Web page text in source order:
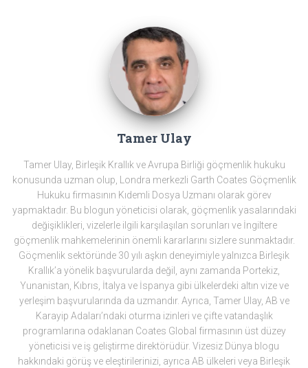
Tamer Ulay
Tamer Ulay, Birleşik Krallık ve Avrupa Birliği göçmenlik hukuku
konusunda uzman olup, Londra merkezli Garth Coates Göçmenlik
Hukuku firmasının Kıdemli Dosya Uzmanı olarak görev
yapmaktadır. Bu blogun yöneticisi olarak, göçmenlik yasalarındaki
değişiklikleri, vizelerle ilgili karşılaşılan sorunları ve İngiltere
göçmenlik mahkemelerinin önemli kararlarını sizlere sunmaktadır.
Göçmenlik sektöründe 30 yılı aşkın deneyimiyle yalnızca Birleşik
Krallık’a yönelik başvurularda değil, aynı zamanda Portekiz,
Yunanistan, Kıbrıs, İtalya ve İspanya gibi ülkelerdeki altın vize ve
yerleşim başvurularında da uzmandır. Ayrıca, Tamer Ulay, AB ve
Karayip Adaları’ndaki oturma izinleri ve çifte vatandaşlık
programlarına odaklanan Coates Global firmasının üst düzey
yöneticisi ve iş geliştirme direktörüdür. Vizesiz Dünya blogu
hakkındaki görüş ve eleştirilerinizi, ayrıca AB ülkeleri veya Birleşik